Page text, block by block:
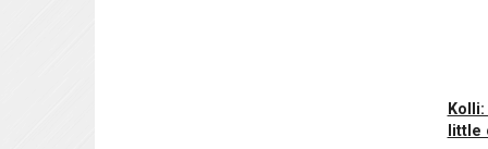
little